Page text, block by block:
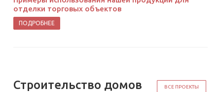
отделки торговых объектов
ПОДРОБНЕЕ
ВСЕ ПРОЕКТЫ
Строительство домов